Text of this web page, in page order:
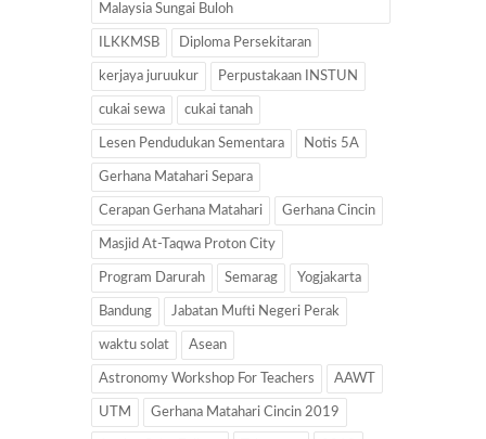
Malaysia Sungai Buloh
ILKKMSB Diploma Persekitaran
kerjaya juruukur Perpustakaan INSTUN
cukai sewa cukai tanah
Lesen Pendudukan Sementara Notis 5A
Gerhana Matahari Separa
Cerapan Gerhana Matahari Gerhana Cincin
Masjid At-Taqwa Proton City
Program Darurah Semarag Yogjakarta
Bandung Jabatan Mufti Negeri Perak
waktu solat Asean
Astronomy Workshop For Teachers AAWT
UTM Gerhana Matahari Cincin 2019